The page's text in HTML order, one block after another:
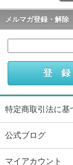
メルマガ登録・解除
特定商取引法に基
公式ブログ
マイアカウント